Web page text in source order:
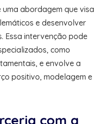
abordagem que visa
e desenvolver
Essa intervenção pode
como
e envolve a
positivo, modelagem e
com a